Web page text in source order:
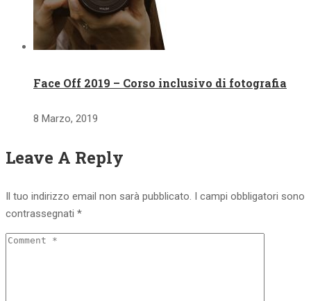
Face Off 2019 – Corso inclusivo di fotografia
8 Marzo, 2019
Leave A Reply
Il tuo indirizzo email non sarà pubblicato. I campi obbligatori sono
contrassegnati *